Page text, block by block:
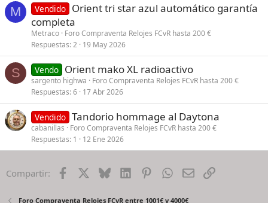
M Vendido Orient tri star azul automático garantía
completa
Metraco Foro Compraventa Relojes FCvR hasta 200 €
Respuestas 2 19 May 2026
S Vendo Orient mako XL radioactivo
sargento highwa
Foro Compraventa Relojes FCvR hasta 200 €
Respuestas 6 17 Abr 2026
Vendido Tandorio hommage al Daytona
cabanillas
Foro Compraventa Relojes FCvR hasta 200 €
Respuestas 1 12 Ene 2026
Compartir: Facebook BlueskyLinkedInPinterestWhatsApp
EmailEnlace
Foro Compraventa Relojes FCvR entre 1001€ y 4000€